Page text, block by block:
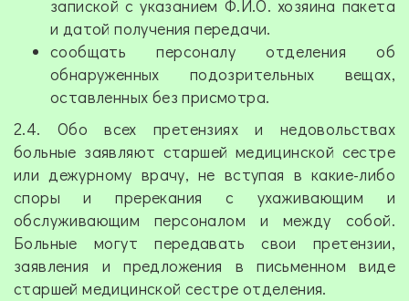
запиской с указанием Ф.И.О. хозяина пакета
и датой получения передачи.
сообщать персоналу отделения об
обнаруженных подозрительных вещах,
оставленных без присмотра.
2.4. Обо всех претензиях и недовольствах
больные заявляют старшей медицинской сестре
или дежурному врачу, не вступая в какие-либо
споры и пререкания с ухаживающим и
обслуживающим персоналом и между собой.
Больные могут передавать свои претензии,
заявления и предложения в письменном виде
старшей медицинской сестре отделения.